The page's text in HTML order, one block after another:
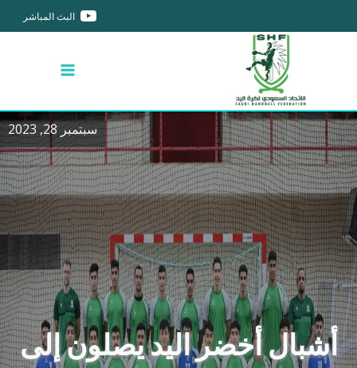
البث المباشر
سبتمبر 28, 2023
أشبال أخضر اليد يصلون إلى